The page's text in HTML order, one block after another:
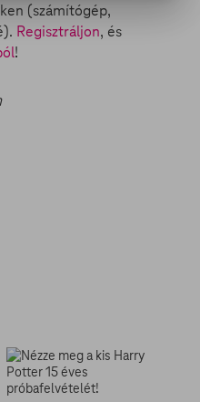
(számítógép,
Regisztráljon, és
!